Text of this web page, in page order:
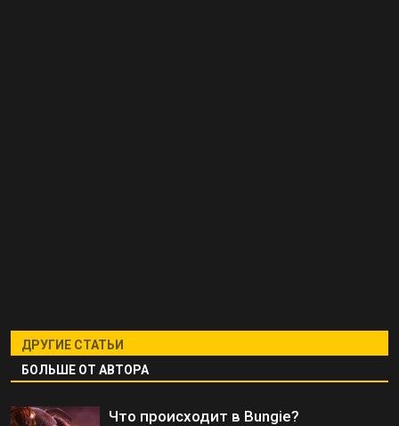
ДРУГИЕ СТАТЬИ
БОЛЬШЕ ОТ АВТОРА
Что происходит в Bungie?